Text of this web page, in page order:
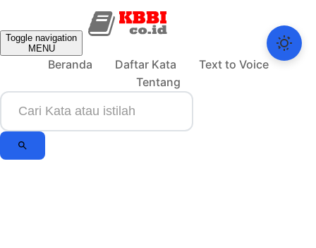
Toggle navigation
MENU
Beranda Daftar Kata
Text to Voice
Tentang